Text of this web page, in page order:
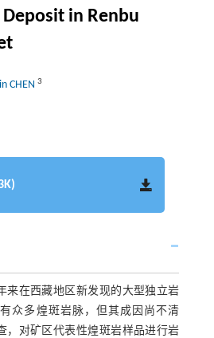
in Renbu
CHEN 3
来在西藏地区新发现的大型独立岩
众多煌斑岩脉，但其成因尚不清
，对矿区代表性煌斑岩样品进行岩